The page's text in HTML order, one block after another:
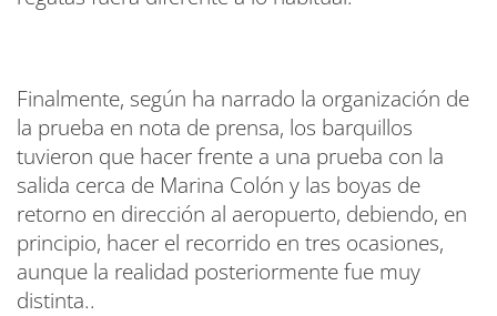
Finalmente, según ha narrado la organización de
la prueba en nota de prensa, los barquillos
tuvieron que hacer frente a una prueba con la
salida cerca de Marina Colón y las boyas de
retorno en dirección al aeropuerto, debiendo, en
principio, hacer el recorrido en tres ocasiones,
aunque la realidad posteriormente fue muy
distinta..